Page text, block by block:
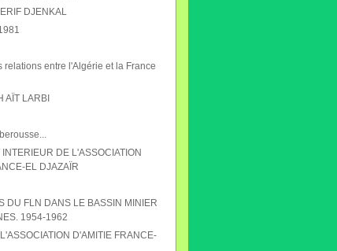
DJENKAL
relations entre l'Algérie et la France
AÏT LARBI
DE L'ASSOCIATION
EL DJAZAÏR
DU FLN DANS LE BASSIN MINIER
1954-1962
D'AMITIE FRANCE-